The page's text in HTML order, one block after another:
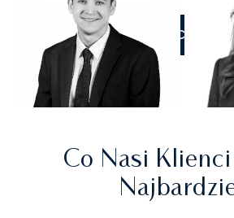
ZADZWOŃCIE
Co Nasi